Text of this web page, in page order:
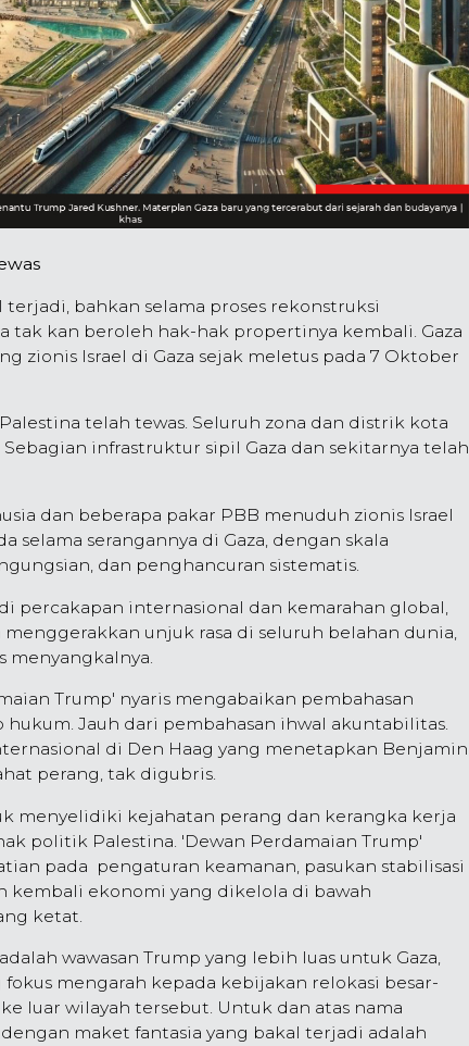
bahkan selama proses rekonstruksi
tak kan beroleh hak-hak propertinya kembali. Gaza
zionis Israel di Gaza sejak meletus pada 7 Oktober
telah tewas. Seluruh zona dan distrik kota
infrastruktur sipil Gaza dan sekitarnya telah
dan beberapa pakar PBB menuduh zionis Israel
selama serangannya di Gaza, dengan skala
dan penghancuran sistematis.
percakapan internasional dan kemarahan global,
unjuk rasa di seluruh belahan dunia,
menyangkalnya.
Trump' nyaris mengabaikan pembahasan
Jauh dari pembahasan ihwal akuntabilitas.
di Den Haag yang menetapkan Benjamin
perang, tak digubris.
menyelidiki kejahatan perang dan kerangka kerja
politik Palestina. 'Dewan Perdamaian Trump'
pada pengaturan keamanan, pasukan stabilisasi
kembali ekonomi yang dikelola di bawah
ketat.
wawasan Trump yang lebih luas untuk Gaza,
fokus mengarah kepada kebijakan relokasi besar-
luar wilayah tersebut. Untuk dan atas nama
dengan maket fantasia yang bakal terjadi adalah